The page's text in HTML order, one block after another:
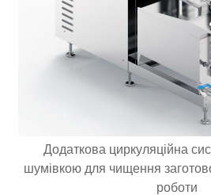
Додаткова циркуляційна
шумівкою для чищення
роботи